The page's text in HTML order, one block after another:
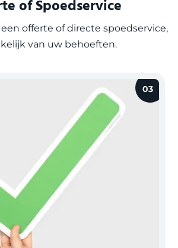
of Spoedservice
offerte of directe spoedservice,
van uw behoeften.
03